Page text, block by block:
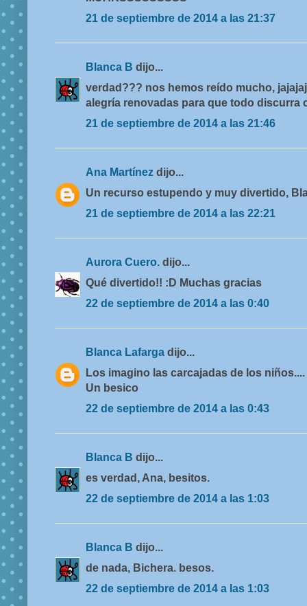
21 de septiembre de 2014 a las 21:37
Blanca B dijo...
verdad??? nos hemos reído mucho,
alegría renovadas para que todo discurra
21 de septiembre de 2014 a las 21:46
Ana Martínez dijo...
Un recurso estupendo y muy divertido,
21 de septiembre de 2014 a las 22:21
Aurora Cuero. dijo...
Qué divertido!! :D Muchas gracias
22 de septiembre de 2014 a las 0:40
Blanca Lafarga dijo...
Los imagino las carcajadas de los niños....
Un besico
22 de septiembre de 2014 a las 0:43
Blanca B dijo...
es verdad, Ana, besitos.
22 de septiembre de 2014 a las 1:03
Blanca B dijo...
de nada, Bichera. besos.
22 de septiembre de 2014 a las 1:03